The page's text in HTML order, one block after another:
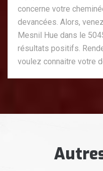
concerne votre
devancées. Alors,
Mesnil Hue dans le
résultats positifs.
voulez connaitre votre